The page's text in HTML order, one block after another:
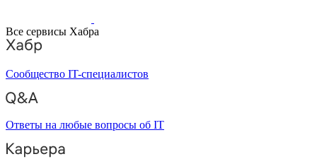
Все сервисы Хабра
Сообщество IT-специалистов
Ответы на любые вопросы об IT